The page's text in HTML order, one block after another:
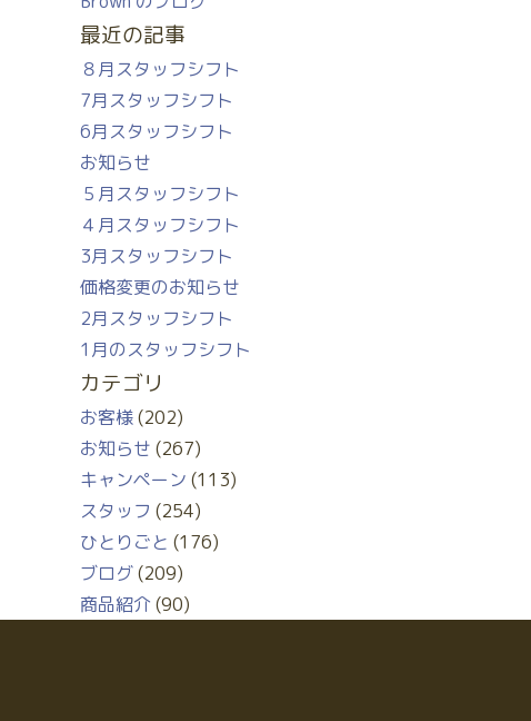
最近の記事
８月スタッフシフト
7月スタッフシフト
6月スタッフシフト
お知らせ
５月スタッフシフト
４月スタッフシフト
3月スタッフシフト
価格変更のお知らせ
2月スタッフシフト
1月のスタッフシフト
カテゴリ
お客様(202)
お知らせ (267)
キャンペーン (113)
スタッフ (254)
ひとりごと (176)
ブログ(209)
商品紹介 (90)